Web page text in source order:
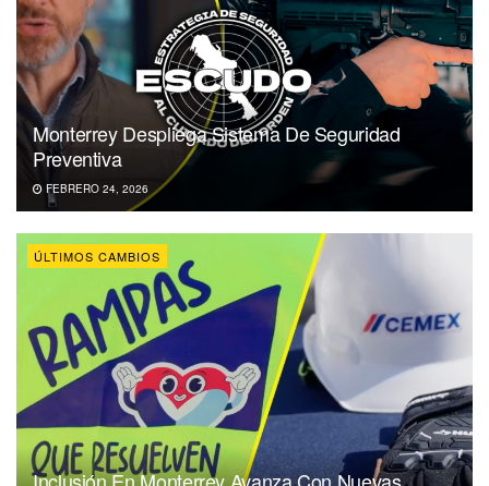
Monterrey Despliega Sistema De Seguridad
Preventiva
FEBRERO 24, 2026
ÚLTIMOS CAMBIOS